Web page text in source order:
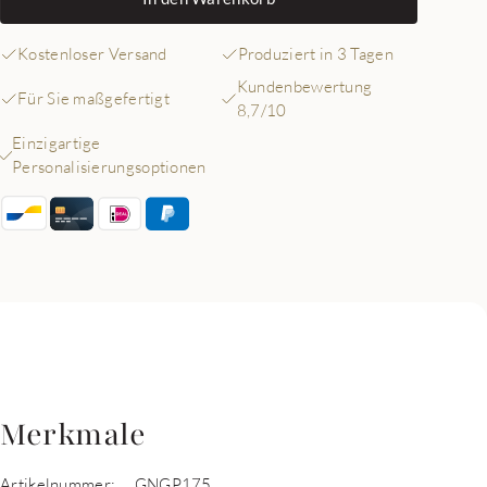
Kostenloser Versand Produziert in 3 Tagen
Für Sie maßgefertigt
Kundenbewertung
8,7/10
Einzigartige
Personalisierungsoptionen
Merkmale